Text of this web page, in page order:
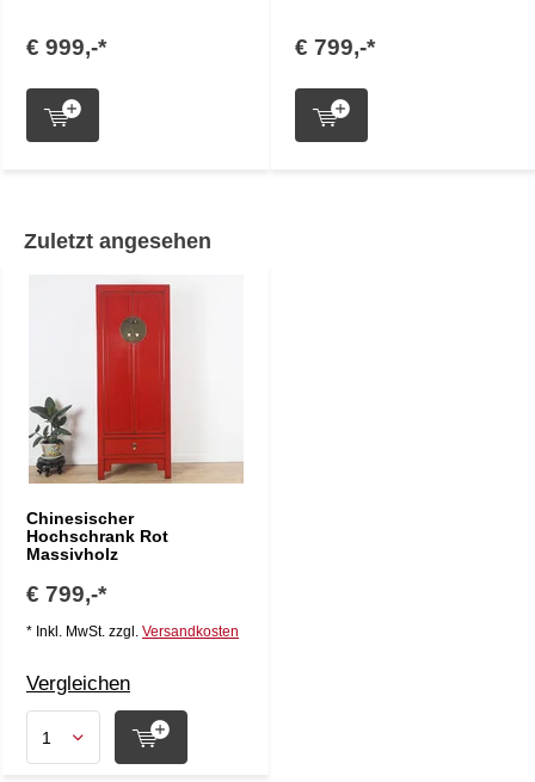
€ 999,-* € 799,-*
Zuletzt angesehen
Chinesischer
Hochschrank Rot
Massivholz
€ 799,-*
* Inkl. MwSt. zzgl. Versandkosten
Vergleichen